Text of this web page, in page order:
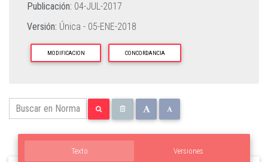
Publicación: 04-JUL-2017
Versión: Única - 05-ENE-2018
MODIFICACION CONCORDANCIA
Texto Versiones